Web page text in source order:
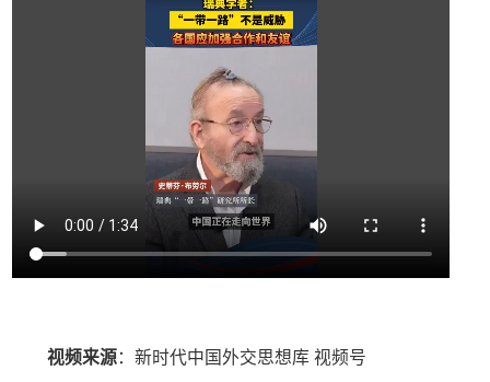
视频来源：新时代中国外交思想库 视频号